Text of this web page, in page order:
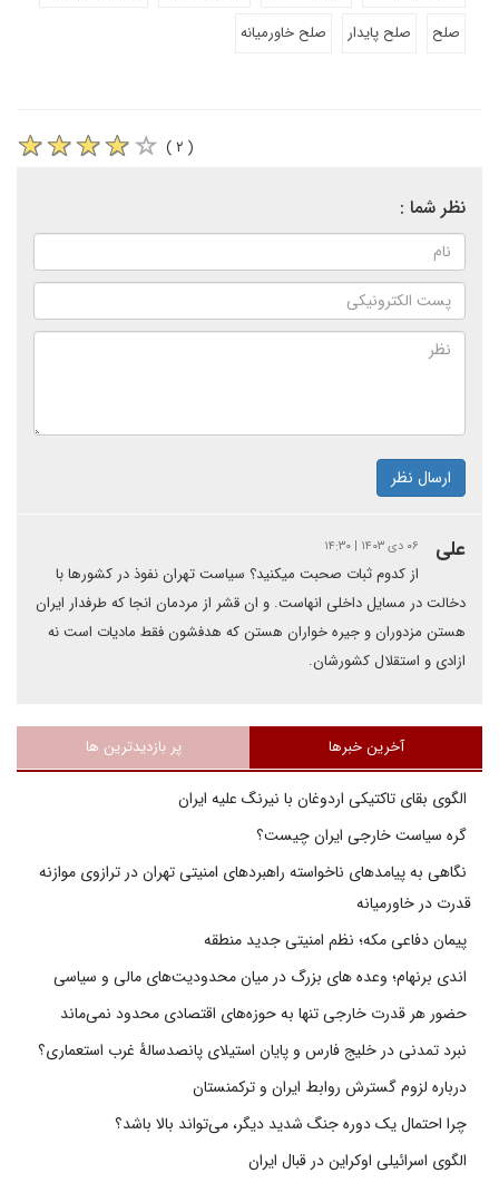
صلح
صلح پایدار صلح خاورمیانه
( ۲ )
نظر شما :
ارسال نظر
علی ۰۶ دی ۱۴۰۳ | ۱۴:۳۰
از کدوم ثبات صحبت میکنید؟ سیاست تهران نفوذ در کشورها با
دخالت در مسایل داخلی انهاست. و ان قشر از مردمان انجا که طرفدار ایران
هستن مزدوران و جیره خواران هستن که هدفشون فقط مادیات است نه
ازادی و استقلال کشورشان.
آخرین خبرها پر بازدیدترین ها
الگوی بقای تاکتیکی اردوغان با نیرنگ علیه ایران
گره سیاست خارجی ایران چیست؟
نگاهی به پیامدهای ناخواسته راهبردهای امنیتی تهران در ترازوی موازنه
قدرت در خاورمیانه
پیمان دفاعی مکه؛ نظم امنیتی جدید منطقه
اندی برنهام؛ وعده های بزرگ در میان محدودیت‌های مالی و سیاسی
حضور هر قدرت خارجی تنها به حوزه‌های اقتصادی محدود نمی‌ماند
نبرد تمدنی در خلیج فارس و پایان استیلای پانصدسالۀ غرب استعماری؟
درباره لزوم گسترش روابط ایران و ترکمنستان
چرا احتمال یک دوره جنگ شدید دیگر، می‌تواند بالا باشد؟
الگوی اسرائیلی اوکراین در قبال ایران